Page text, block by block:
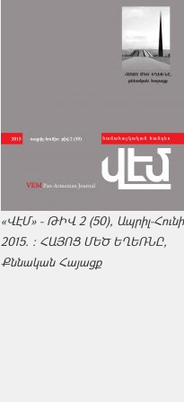
«ՎԷՄ» - ԹԻՎ 2 (50), Ապրիլ-
2015. : ՀԱՅՈՑ ՄԵԾ ԵՂԵՌՆԸ,
Քննական Հայացք